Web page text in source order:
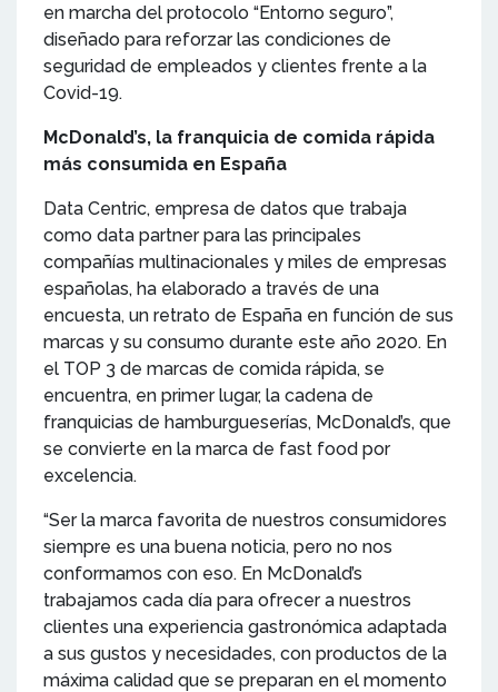
en marcha del protocolo “Entorno seguro”,
diseñado para reforzar las condiciones de
seguridad de empleados y clientes frente a la
Covid-19.
McDonald’s, la franquicia de comida rápida
más consumida en España
Data Centric, empresa de datos que trabaja
como data partner para las principales
compañías multinacionales y miles de empresas
españolas, ha elaborado a través de una
encuesta, un retrato de España en función de sus
marcas y su consumo durante este año 2020. En
el TOP 3 de marcas de comida rápida, se
encuentra, en primer lugar, la cadena de
franquicias de hamburgueserías, McDonald’s, que
se convierte en la marca de fast food por
excelencia.
“Ser la marca favorita de nuestros consumidores
siempre es una buena noticia, pero no nos
conformamos con eso. En McDonald’s
trabajamos cada día para ofrecer a nuestros
clientes una experiencia gastronómica adaptada
a sus gustos y necesidades, con productos de la
máxima calidad que se preparan en el momento